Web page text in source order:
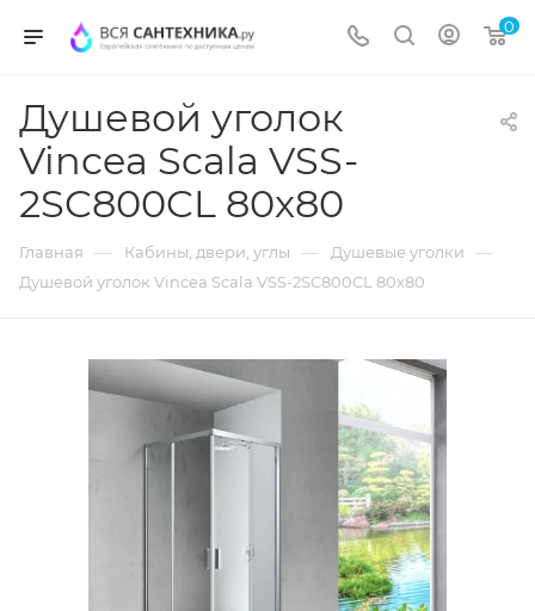
0
Душевой уголок
Vincea Scala VSS-
2SC800CL 80x80
Главная — Кабины, двери, углы — Душевые уголки —
Душевой уголок Vincea Scala VSS-2SC800CL 80x80